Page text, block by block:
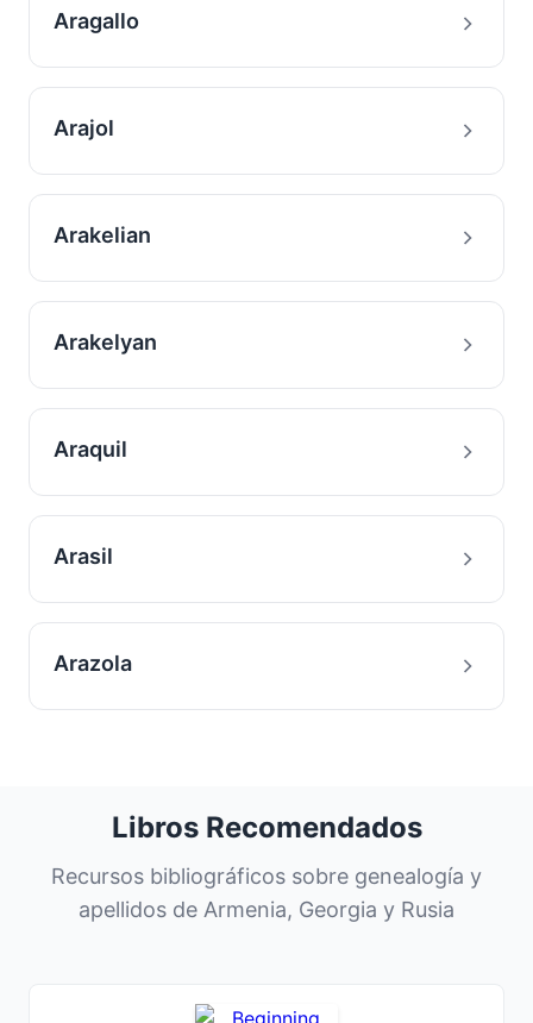
Aragallo
Arajol
Arakelian
Arakelyan
Araquil
Arasil
Arazola
Libros Recomendados
Recursos bibliográficos sobre genealogía y
apellidos de Armenia, Georgia y Rusia